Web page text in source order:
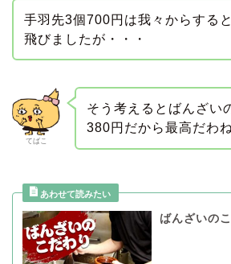
手羽先3個700円は我々からする
飛びましたが・・・
てばこ
そう考えるとばんざい
380円だから最高だわね
ばんざいの